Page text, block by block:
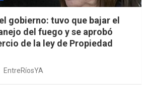
gobierno: tuvo que bajar el
del fuego y se aprobó
de la ley de Propiedad
EntreRíosYA